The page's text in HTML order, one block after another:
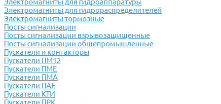
Электромагниты для гидроаппаратуры
Электромагниты для гидрораспределителей
Электромагниты тормозные
Посты сигнализации
Посты сигнализации взрывозащищенные
Посты сигнализации общепромышленные
Пускатели и контакторы
Пускатели ПМ12
Пускатели ПМЕ
Пускатели ПМА
Пускатели ПАЕ
Пускатели КТИ
Пускатели ПРК